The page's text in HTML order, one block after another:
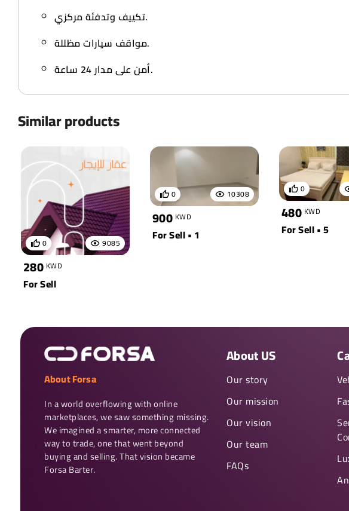
تكييف وتدفئة مركزي.
مواقف سيارات مظللة.
أمن على مدار 24 ساعة.
Similar products
9085
0
280 KWD
For Sell
10308
0
900 KWD
For Sell • 1
0
480 KWD
For Sell • 5
About Forsa
In a world overflowing with online
marketplaces, we saw something missing.
We imagined a smarter, more connected
way to trade, one that went beyond
buying and selling. That vision became
Forsa Barter.
About US
Our story
Our mission
Our vision
Our team
FAQs